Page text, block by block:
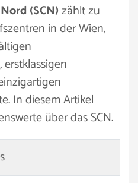
(SCN)zählt zu
in der Wien,
In diesem Artikel
über das SCN.